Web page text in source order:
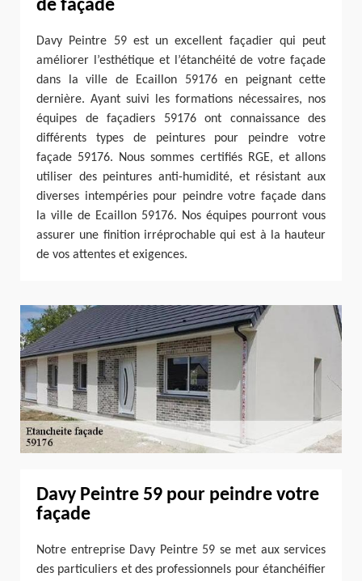
de façade
Davy Peintre 59 est un excellent façadier qui peut
améliorer l’esthétique et l’étanchéité de votre façade
dans la ville de Ecaillon 59176 en peignant cette
dernière. Ayant suivi les formations nécessaires, nos
équipes de façadiers 59176 ont connaissance des
différents types de peintures pour peindre votre
façade 59176. Nous sommes certifiés RGE, et allons
utiliser des peintures anti-humidité, et résistant aux
diverses intempéries pour peindre votre façade dans
la ville de Ecaillon 59176. Nos équipes pourront vous
assurer une finition irréprochable qui est à la hauteur
de vos attentes et exigences.
Davy Peintre 59 pour peindre votre
façade
Notre entreprise Davy Peintre 59 se met aux services
des particuliers et des professionnels pour étanchéifier